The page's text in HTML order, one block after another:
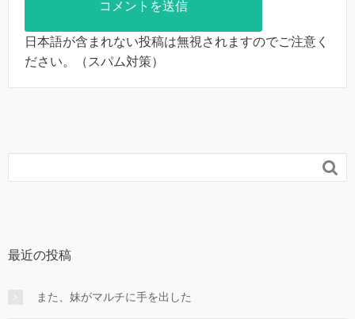
日本語が含まれない投稿は無視されますのでご注意く
ださい。（スパム対策）

最近の投稿
また、妹がマルチに手を出した